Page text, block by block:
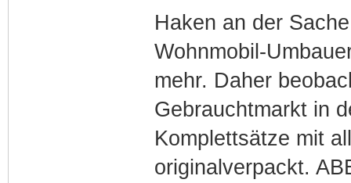
Haken an der
Wohnmobil-
mehr. Daher
Gebrauchtmarkt in
Komplettsätze mit
originalverpackt.